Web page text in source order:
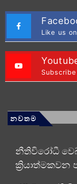
Like us
නවතම
නීතිවිරෝධී
ක්‍රියාත්මකවන